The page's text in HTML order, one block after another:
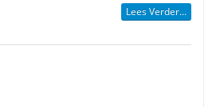
Lees Verder...